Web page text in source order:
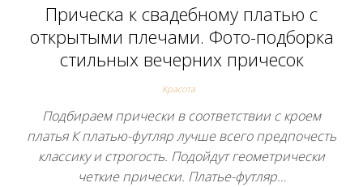
Прическа к свадебному платью с
открытыми плечами. Фото-подборка
стильных вечерних причесок
Красота
Подбираем прически в соответствии с кроем
платья К платью-футляр лучше всего предпочесть
классику и строгость. Подойдут геометрически
четкие прически. Платье-футляр…